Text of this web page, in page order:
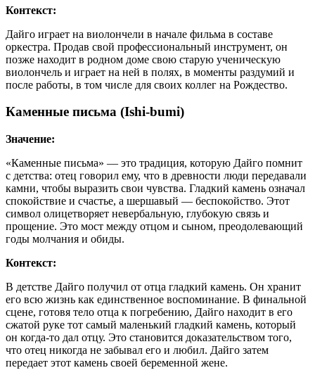
Контекст:
Дайго играет на виолончели в начале фильма в составе
оркестра. Продав свой профессиональный инструмент, он
позже находит в родном доме свою старую ученическую
виолончель и играет на ней в полях, в моменты раздумий и
после работы, в том числе для своих коллег на Рождество.
Каменные письма (Ishi-bumi)
Значение:
«Каменные письма» — это традиция, которую Дайго помнит
с детства: отец говорил ему, что в древности люди передавали
камни, чтобы выразить свои чувства. Гладкий камень означал
спокойствие и счастье, а шершавый — беспокойство. Этот
символ олицетворяет невербальную, глубокую связь и
прощение. Это мост между отцом и сыном, преодолевающий
годы молчания и обиды.
Контекст:
В детстве Дайго получил от отца гладкий камень. Он хранит
его всю жизнь как единственное воспоминание. В финальной
сцене, готовя тело отца к погребению, Дайго находит в его
сжатой руке тот самый маленький гладкий камень, который
он когда-то дал отцу. Это становится доказательством того,
что отец никогда не забывал его и любил. Дайго затем
передает этот камень своей беременной жене.